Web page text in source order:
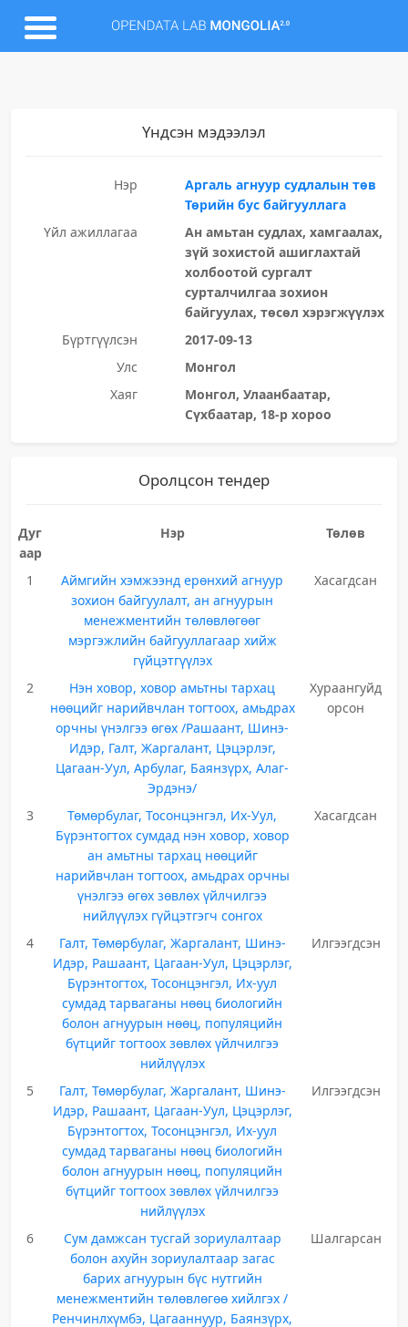
Үндсэн мэдээлэл
Нэр
Аргаль агнуур судлалын төв
Төрийн бус байгууллага
Үйл ажиллагаа
Ан амьтан судлах, хамгаалах,
зүй зохистой ашиглахтай
холбоотой сургалт
сурталчилгаа зохион
байгуулах, төсөл хэрэгжүүлэх
Бүртгүүлсэн
2017-09-13
Улс
Монгол
Хаяг
Монгол, Улаанбаатар,
Сүхбаатар, 18-р хороо
Оролцсон тендер
Дуг
аар
Нэр Төлөв
1
Аймгийн хэмжээнд ерөнхий агнуур
зохион байгуулалт, ан агнуурын
менежментийн төлөвлөгөөг
мэргэжлийн байгууллагаар хийж
гүйцэтгүүлэх
Хасагдсан
2
Нэн ховор, ховор амьтны тархац
нөөцийг нарийвчлан тогтоох, амьдрах
орчны үнэлгээ өгөх /Рашаант, Шинэ-
Идэр, Галт, Жаргалант, Цэцэрлэг,
Цагаан-Уул, Арбулаг, Баянзүрх, Алаг-
Эрдэнэ/
Хураангуйд
орсон
3
Төмөрбулаг, Тосонцэнгэл, Их-Уул,
Бүрэнтогтох сумдад нэн ховор, ховор
ан амьтны тархац нөөцийг
нарийвчлан тогтоох, амьдрах орчны
үнэлгээ өгөх зөвлөх үйлчилгээ
нийлүүлэх гүйцэтгэгч сонгох
Хасагдсан
4
Галт, Төмөрбулаг, Жаргалант, Шинэ-
Идэр, Рашаант, Цагаан-Уул, Цэцэрлэг,
Бүрэнтогтох, Тосонцэнгэл, Их-уул
сумдад тарваганы нөөц биологийн
болон агнуурын нөөц, популяцийн
бүтцийг тогтоох зөвлөх үйлчилгээ
нийлүүлэх
Илгээгдсэн
5
Галт, Төмөрбулаг, Жаргалант, Шинэ-
Идэр, Рашаант, Цагаан-Уул, Цэцэрлэг,
Бүрэнтогтох, Тосонцэнгэл, Их-уул
сумдад тарваганы нөөц биологийн
болон агнуурын нөөц, популяцийн
бүтцийг тогтоох зөвлөх үйлчилгээ
нийлүүлэх
Илгээгдсэн
6
Сум дамжсан тусгай зориулалтаар
болон ахуйн зориулалтаар загас
барих агнуурын бүс нутгийн
менежментийн төлөвлөгөө хийлгэх /
Ренчинлхүмбэ, Цагааннуур, Баянзүрх,
Шалгарсан